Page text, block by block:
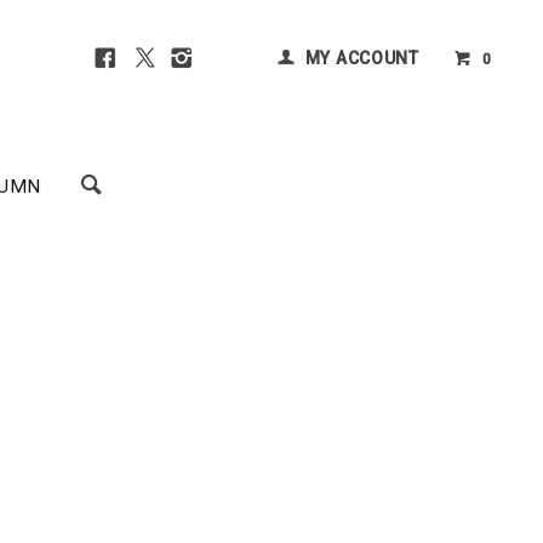
MY ACCOUNT 0